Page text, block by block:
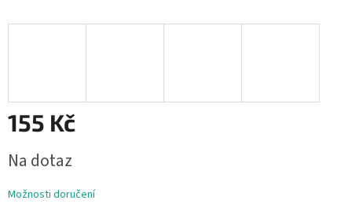
155 Kč
cena:
Na dotaz
Možnosti doručení